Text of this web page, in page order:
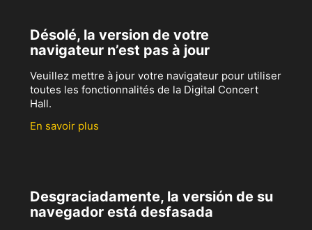
Désolé, la version de votre
navigateur n’est pas à jour
Veuillez mettre à jour votre navigateur pour utiliser
toutes les fonctionnalités de la Digital Concert
Hall.
En savoir plus
Desgraciadamente, la versión de su
navegador está desfasada